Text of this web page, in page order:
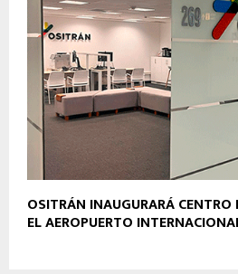
OSITRÁN INAUGURARÁ
EL AEROPUERTO